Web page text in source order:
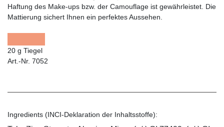
Haftung des Make-ups bzw. der Camouflage ist gewährleistet. Die
Mattierung sichert Ihnen ein perfektes Aussehen.
20 g Tiegel
Art.-Nr. 7052
Ingredients (INCI-Deklaration der Inhaltsstoffe):